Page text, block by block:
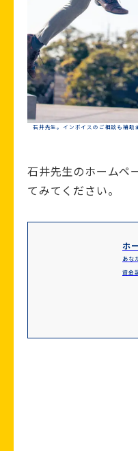
石井先生。インボイスのご相談も補助
石井先生のホームペ
てみてください。
ホ
あな
資金